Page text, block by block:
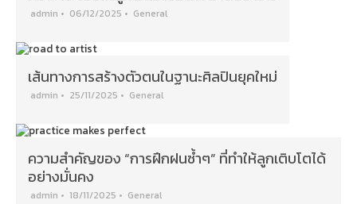
admin • 06/12/2025 • General
เส้นทางการสร้างตัวตนในฐานะศิลปินยุคใหม่
admin • 25/11/2025 • General
ความสำคัญของ “การฝึกฝนซ้ำๆ” ที่ทำให้ลูกเติบโตได้
อย่างมั่นคง
admin • 18/11/2025 • General